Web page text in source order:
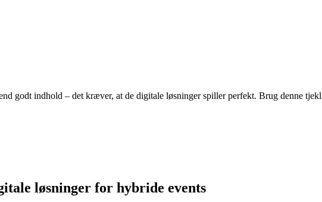
godt indhold – det kræver, at de digitale løsninger spiller perfekt. Brug denne
løsninger for hybride events